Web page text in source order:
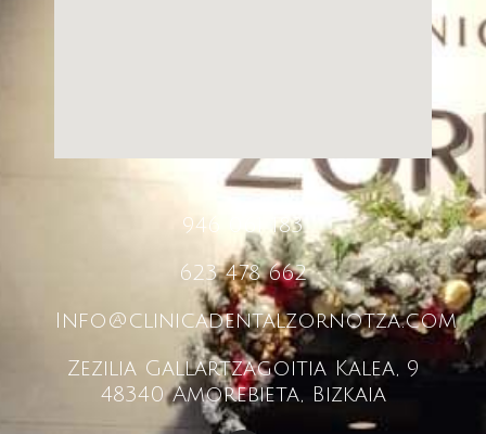
946 061 183
623 478 662
Info@clinicadentalzornotza.com
Zezilia Gallartzagoitia Kalea, 9
48340 Amorebieta, Bizkaia